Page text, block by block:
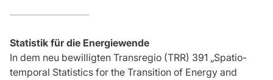
Statistik für die Energiewende
In dem neu bewilligten Transregio (TRR) 391 „Spatio-
temporal Statistics for the Transition of Energy and